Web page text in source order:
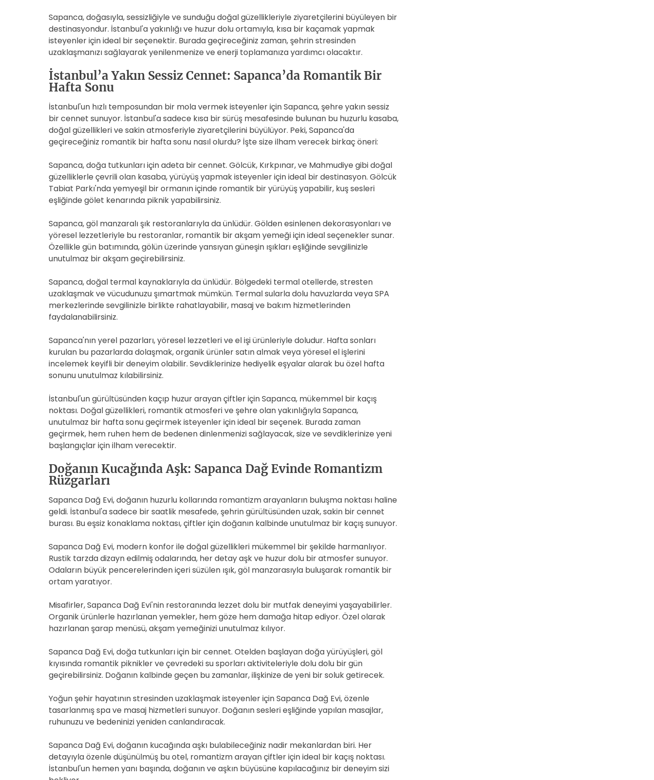
Sapanca, doğasıyla, sessizliğiyle ve sunduğu doğal güzellikleriyle ziyaretçilerini büyüleyen bir
destinasyondur. İstanbul'a yakınlığı ve huzur dolu ortamıyla, kısa bir kaçamak yapmak
isteyenler için ideal bir seçenektir. Burada geçireceğiniz zaman, şehrin stresinden
uzaklaşmanızı sağlayarak yenilenmenize ve enerji toplamanıza yardımcı olacaktır.
İstanbul’a Yakın Sessiz Cennet: Sapanca’da Romantik Bir
Hafta Sonu
İstanbul'un hızlı temposundan bir mola vermek isteyenler için Sapanca, şehre yakın sessiz
bir cennet sunuyor. İstanbul'a sadece kısa bir sürüş mesafesinde bulunan bu huzurlu kasaba,
doğal güzellikleri ve sakin atmosferiyle ziyaretçilerini büyülüyor. Peki, Sapanca'da
geçireceğiniz romantik bir hafta sonu nasıl olurdu? İşte size ilham verecek birkaç öneri:
Sapanca, doğa tutkunları için adeta bir cennet. Gölcük, Kırkpınar, ve Mahmudiye gibi doğal
güzelliklerle çevrili olan kasaba, yürüyüş yapmak isteyenler için ideal bir destinasyon. Gölcük
Tabiat Parkı'nda yemyeşil bir ormanın içinde romantik bir yürüyüş yapabilir, kuş sesleri
eşliğinde gölet kenarında piknik yapabilirsiniz.
Sapanca, göl manzaralı şık restoranlarıyla da ünlüdür. Gölden esinlenen dekorasyonları ve
yöresel lezzetleriyle bu restoranlar, romantik bir akşam yemeği için ideal seçenekler sunar.
Özellikle gün batımında, gölün üzerinde yansıyan güneşin ışıkları eşliğinde sevgilinizle
unutulmaz bir akşam geçirebilirsiniz.
Sapanca, doğal termal kaynaklarıyla da ünlüdür. Bölgedeki termal otellerde, stresten
uzaklaşmak ve vücudunuzu şımartmak mümkün. Termal sularla dolu havuzlarda veya SPA
merkezlerinde sevgilinizle birlikte rahatlayabilir, masaj ve bakım hizmetlerinden
faydalanabilirsiniz.
Sapanca'nın yerel pazarları, yöresel lezzetleri ve el işi ürünleriyle doludur. Hafta sonları
kurulan bu pazarlarda dolaşmak, organik ürünler satın almak veya yöresel el işlerini
incelemek keyifli bir deneyim olabilir. Sevdiklerinize hediyelik eşyalar alarak bu özel hafta
sonunu unutulmaz kılabilirsiniz.
İstanbul'un gürültüsünden kaçıp huzur arayan çiftler için Sapanca, mükemmel bir kaçış
noktası. Doğal güzellikleri, romantik atmosferi ve şehre olan yakınlığıyla Sapanca,
unutulmaz bir hafta sonu geçirmek isteyenler için ideal bir seçenek. Burada zaman
geçirmek, hem ruhen hem de bedenen dinlenmenizi sağlayacak, size ve sevdiklerinize yeni
başlangıçlar için ilham verecektir.
Doğanın Kucağında Aşk: Sapanca Dağ Evinde Romantizm
Rüzgarları
Sapanca Dağ Evi, doğanın huzurlu kollarında romantizm arayanların buluşma noktası haline
geldi. İstanbul'a sadece bir saatlik mesafede, şehrin gürültüsünden uzak, sakin bir cennet
burası. Bu eşsiz konaklama noktası, çiftler için doğanın kalbinde unutulmaz bir kaçış sunuyor.
Sapanca Dağ Evi, modern konfor ile doğal güzellikleri mükemmel bir şekilde harmanlıyor.
Rustik tarzda dizayn edilmiş odalarında, her detay aşk ve huzur dolu bir atmosfer sunuyor.
Odaların büyük pencerelerinden içeri süzülen ışık, göl manzarasıyla buluşarak romantik bir
ortam yaratıyor.
Misafirler, Sapanca Dağ Evi'nin restoranında lezzet dolu bir mutfak deneyimi yaşayabilirler.
Organik ürünlerle hazırlanan yemekler, hem göze hem damağa hitap ediyor. Özel olarak
hazırlanan şarap menüsü, akşam yemeğinizi unutulmaz kılıyor.
Sapanca Dağ Evi, doğa tutkunları için bir cennet. Otelden başlayan doğa yürüyüşleri, göl
kıyısında romantik piknikler ve çevredeki su sporları aktiviteleriyle dolu dolu bir gün
geçirebilirsiniz. Doğanın kalbinde geçen bu zamanlar, ilişkinize de yeni bir soluk getirecek.
Yoğun şehir hayatının stresinden uzaklaşmak isteyenler için Sapanca Dağ Evi, özenle
tasarlanmış spa ve masaj hizmetleri sunuyor. Doğanın sesleri eşliğinde yapılan masajlar,
ruhunuzu ve bedeninizi yeniden canlandıracak.
Sapanca Dağ Evi, doğanın kucağında aşkı bulabileceğiniz nadir mekanlardan biri. Her
detayıyla özenle düşünülmüş bu otel, romantizm arayan çiftler için ideal bir kaçış noktası.
İstanbul'un hemen yanı başında, doğanın ve aşkın büyüsüne kapılacağınız bir deneyim sizi